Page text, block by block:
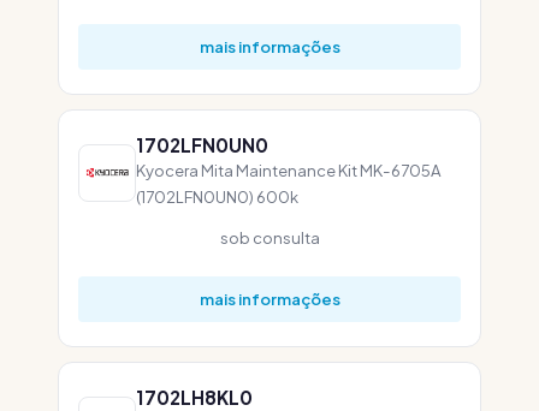
mais informações
1702LFN0UN0
Kyocera Mita Maintenance Kit MK-6705A
(1702LFN0UN0) 600k
sob consulta
mais informações
1702LH8KL0